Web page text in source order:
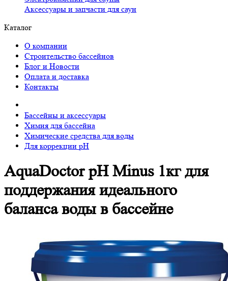
Аксессуары и запчасти для саун
Каталог
О компании
Строительство бассейнов
Блог и Новости
Оплата и доставка
Контакты
Бассейны и аксессуары
Химия для бассейна
Химические средства для воды
Для коррекции pH
AquaDoctor pH Minus 1кг для
поддержания идеального
баланса воды в бассейне